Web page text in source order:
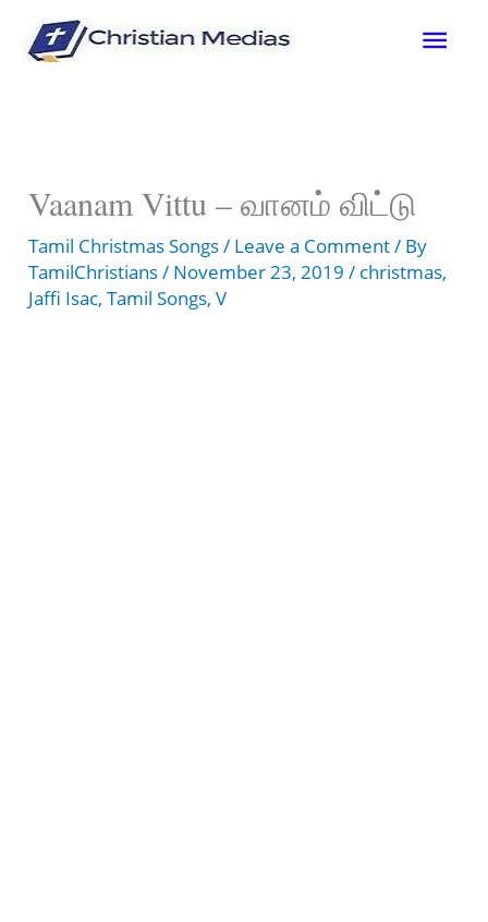
Vaanam Vittu – வானம் விட்டு
Tamil Christmas Songs/ Leave a Comment/ By
TamilChristians/ November 23, 2019/ christmas,
Jaffi Isac,Tamil Songs,V